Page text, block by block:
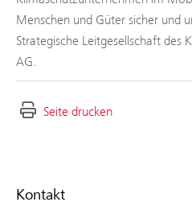
Kontakt
Menschen und Güter sicher und
Strategische Leitgesellschaft des
AG.
Seite drucken